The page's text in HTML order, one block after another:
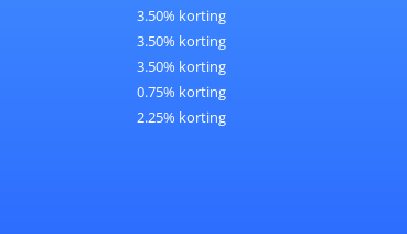
3.50% korting
3.50% korting
3.50% korting
0.75% korting
2.25% korting